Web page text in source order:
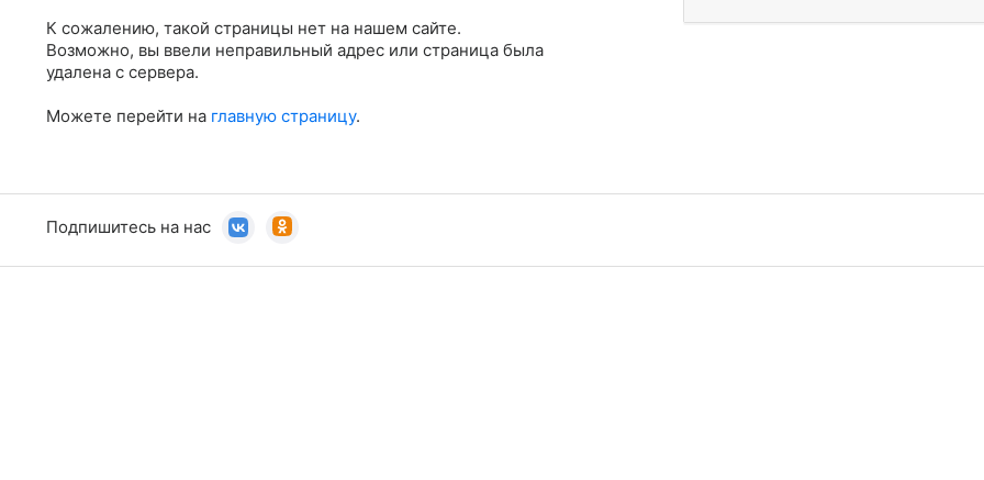
К сожалению, такой страницы нет на нашем сайте.
Возможно, вы ввели неправильный адрес или страница была
удалена с сервера.
Можете перейти на главную страницу.
Подпишитесь на нас